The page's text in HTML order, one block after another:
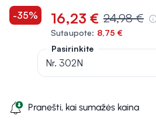
-35% 16,23 € 24,98 €
Sutaupote: 8,75 €
Pranešti, kai sumažės kaina
Pasirinkite
Nr. 302N